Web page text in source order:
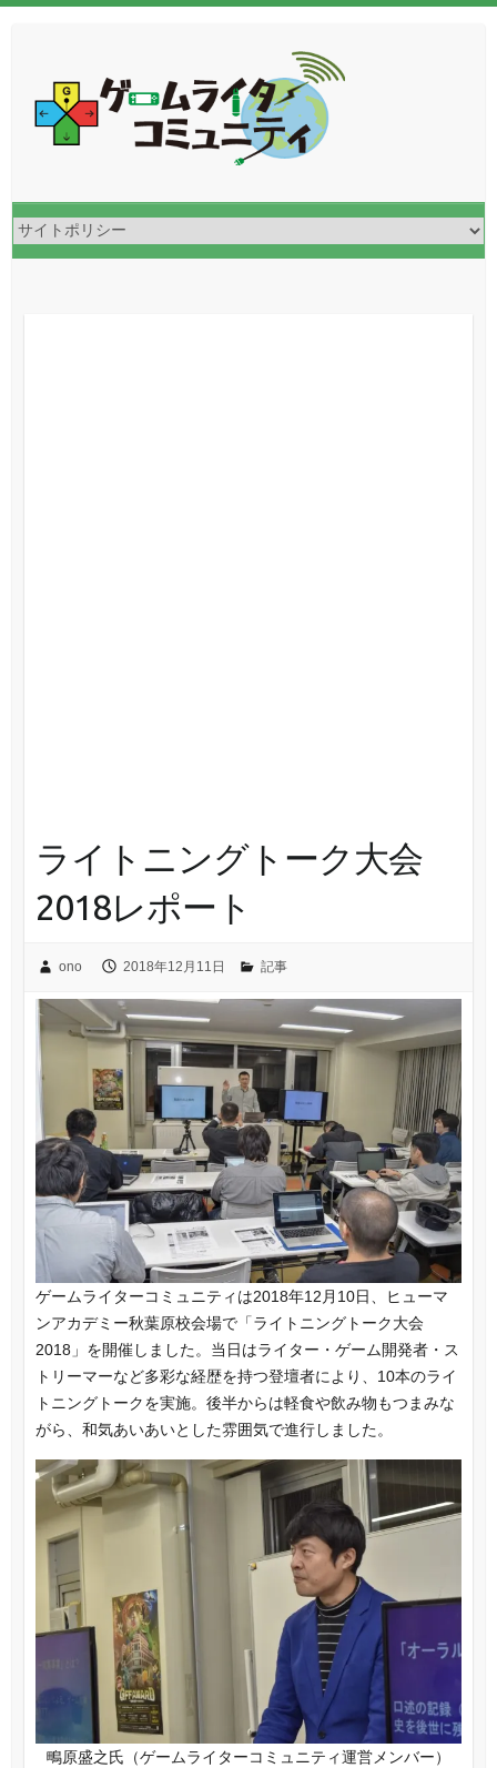
ライトニングトーク大会
2018レポート
ono 2018年12月11日 記事
ゲームライターコミュニティは2018年12月10日、ヒューマ
ンアカデミー秋葉原校会場で「ライトニングトーク大会
2018」を開催しました。当日はライター・ゲーム開発者・ス
トリーマーなど多彩な経歴を持つ登壇者により、10本のライ
トニングトークを実施。後半からは軽食や飲み物もつまみな
がら、和気あいあいとした雰囲気で進行しました。
鴫原盛之氏（ゲームライターコミュニティ運営メンバー）